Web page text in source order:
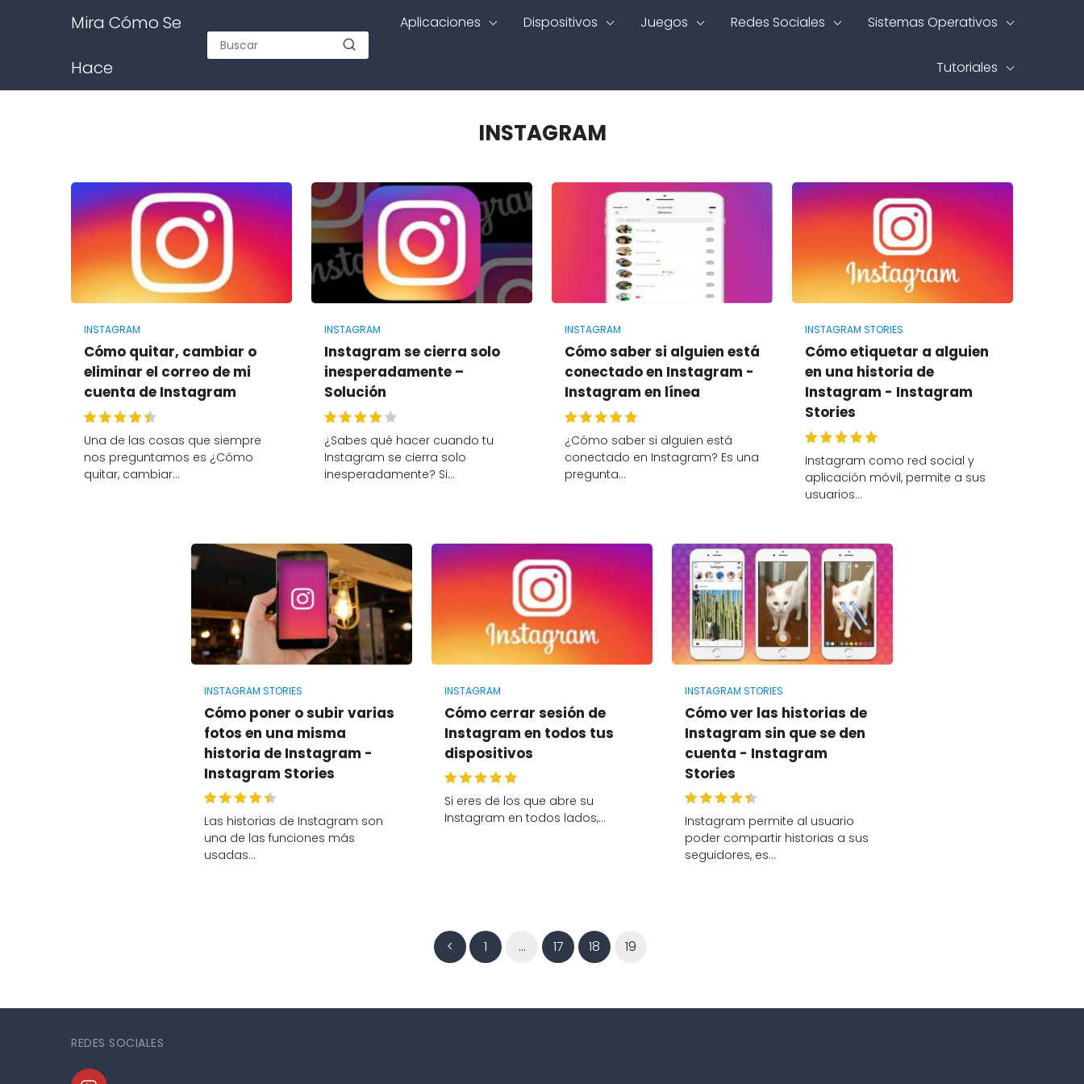
Mira Cómo Se
Hace
Aplicaciones Dispositivos Juegos Redes Sociales Sistemas Operativos
Tutoriales
INSTAGRAM
INSTAGRAM
Cómo quitar, cambiar o
eliminar el correo de mi
cuenta de Instagram
Una de las cosas que siempre
nos preguntamos es ¿Cómo
quitar, cambiar…
INSTAGRAM
Instagram se cierra solo
inesperadamente –
Solución
¿Sabes qué hacer cuando tu
Instagram se cierra solo
inesperadamente? Si…
INSTAGRAM
Cómo saber si alguien está
conectado en Instagram -
Instagram en línea
¿Cómo saber si alguien está
conectado en Instagram? Es una
pregunta…
INSTAGRAM STORIES
Cómo etiquetar a alguien
en una historia de
Instagram - Instagram
Stories
Instagram como red social y
aplicación móvil, permite a sus
usuarios…
INSTAGRAM STORIES
Cómo poner o subir varias
fotos en una misma
historia de Instagram -
Instagram Stories
Las historias de Instagram son
una de las funciones más
usadas…
INSTAGRAM
Cómo cerrar sesión de
Instagram en todos tus
dispositivos
Si eres de los que abre su
Instagram en todos lados,…
INSTAGRAM STORIES
Cómo ver las historias de
Instagram sin que se den
cuenta - Instagram
Stories
Instagram permite al usuario
poder compartir historias a sus
seguidores, es…
< 1 … 17 18 19
REDES SOCIALES